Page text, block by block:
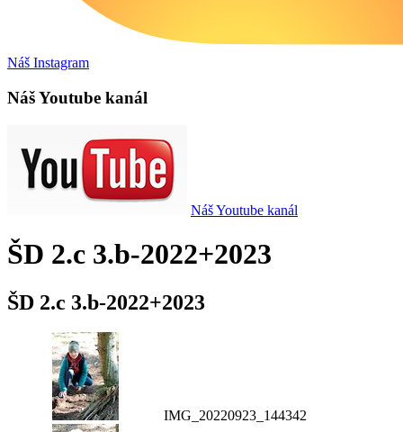
Náš Instagram
Náš Youtube kanál
Náš Youtube kanál
ŠD 2.c 3.b-2022+2023
ŠD 2.c 3.b-2022+2023
IMG_20220923_144342